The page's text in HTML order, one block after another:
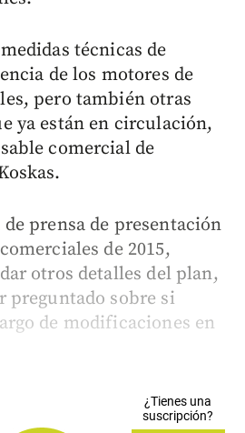
técnicas de
de los motores de
pero también otras
ya están en circulación,
comercial de
prensa de presentación
de 2015,
otros detalles del plan,
preguntado sobre si
de modificaciones en
¿Tienes una
suscripción?